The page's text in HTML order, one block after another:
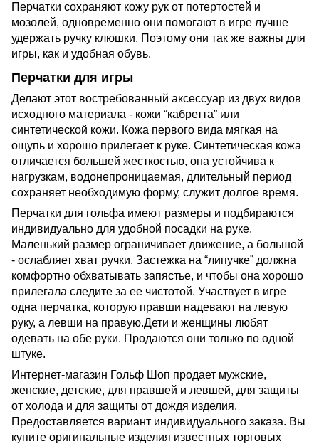
Перчатки сохраняют кожу рук от потертостей и
мозолей, одновременно они помогают в игре лучше
удержать ручку клюшки. Поэтому они так же важны для
игры, как и удобная обувь.
Перчатки для игры
Делают этот востребованный аксессуар из двух видов
исходного материала - кожи “кабретта” или
синтетической кожи. Кожа первого вида мягкая на
ощупь и хорошо прилегает к руке. Синтетическая кожа
отличается большей жесткостью, она устойчива к
нагрузкам, водонепроницаемая, длительный период
сохраняет необходимую форму, служит долгое время.
Перчатки для гольфа имеют размеры и подбираются
индивидуально для удобной посадки на руке.
Маленький размер ограничивает движение, а большой
- ослабляет хват ручки. Застежка на “липучке” должна
комфортно обхватывать запястье, и чтобы она хорошо
прилегала следите за ее чистотой. Участвует в игре
одна перчатка, которую правши надевают на левую
руку, а левши на правую.Дети и женщины любят
одевать на обе руки. Продаются они только по одной
штуке.
Интернет-магазин Гольф Шоп продает мужские,
женские, детские, для правшей и левшей, для защиты
от холода и для защиты от дождя изделия.
Предоставляется вариант индивидуального заказа. Вы
купите оригинальные изделия известных торговых